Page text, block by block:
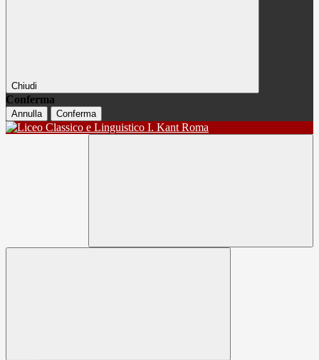
Chiudi
Conferma
Annulla Conferma